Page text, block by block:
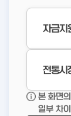
자금지
전통시
본 화면
일부 차